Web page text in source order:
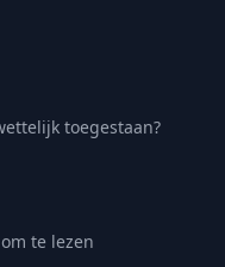
toegestaan?
te lezen